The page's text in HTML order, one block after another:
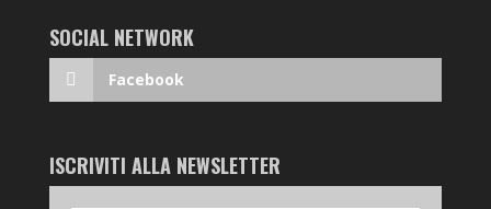
SOCIAL NETWORK
Facebook
ISCRIVITI ALLA NEWSLETTER